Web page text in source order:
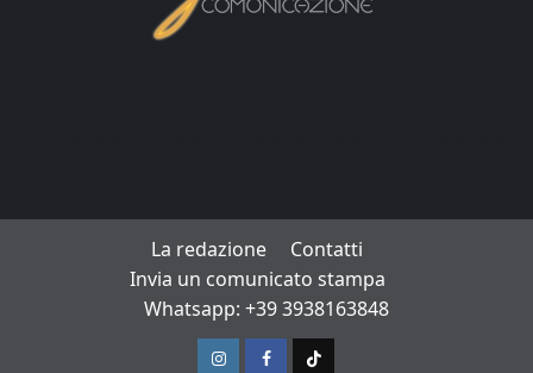
La redazione
Contatti
Invia un comunicato stampa
Whatsapp: +39 3938163848